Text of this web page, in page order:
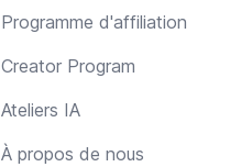
Programme d'affiliation
Creator Program
Ateliers IA
À propos de nous